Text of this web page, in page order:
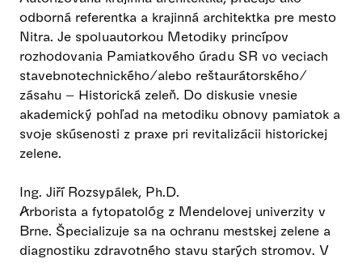
odborná referentka a krajinná architektka pre mesto
Nitra. Je spoluautorkou Metodiky princípov
rozhodovania Pamiatkového úradu SR vo veciach
stavebnotechnického/alebo reštaurátorského/
zásahu – Historická zeleň. Do diskusie vnesie
akademický pohľad na metodiku obnovy pamiatok a
svoje skúsenosti z praxe pri revitalizácii historickej
zelene.
Ing. Jiří Rozsypálek, Ph.D.
Arborista a fytopatológ z Mendelovej univerzity v
Brne. Špecializuje sa na ochranu mestskej zelene a
diagnostiku zdravotného stavu starých stromov. V